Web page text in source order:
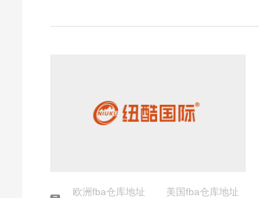
欧洲fba仓库地址 美国fba仓库地址